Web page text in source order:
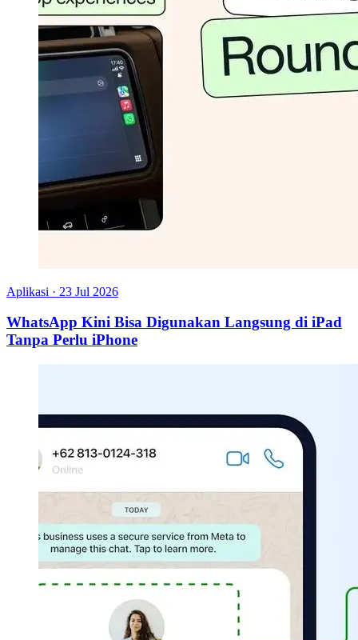
Aplikasi · 23 Jul 2026
WhatsApp Kini Bisa Digunakan Langsung di iPad
Tanpa Perlu iPhone